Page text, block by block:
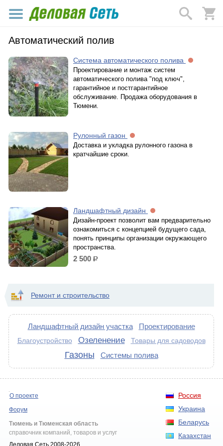
Автоматический полив
Система автоматического полива
Проектирование и монтаж систем
автоматического полива "под ключ",
гарантийное и постгарантийное
обслуживание. Продажа оборудования в
Тюмени.
Рулонный газон
Доставка и укладка рулонного газона в
кратчайшие сроки.
Ландшафтный дизайн
Дизайн-проект позволит вам предварительно
ознакомиться с концепцией будущего сада,
понять принципы организации окружающего
пространства.
2 500 р.
Ремонт и строительство
Ландшафтный дизайн участка Проектирование
Благоустройство Озеленение Товары для садоводов
Газоны Системы полива
Россия
Украина
Беларусь
Казахстан
О проекте
Форум
Тюмень и Тюменская область
справочник компаний, товаров и услуг
Деловая Сеть 2008-2026